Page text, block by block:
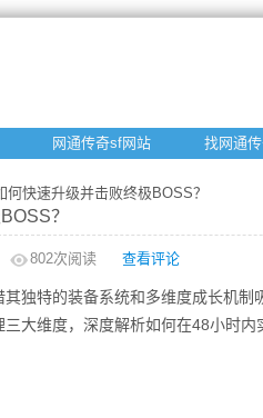
网通传奇sf网站 找网通
快速升级并击败终极BOSS？
？
802次阅读 查看评论
独特的装备系统和多维度成长机制
大维度，深度解析如何在48小时内